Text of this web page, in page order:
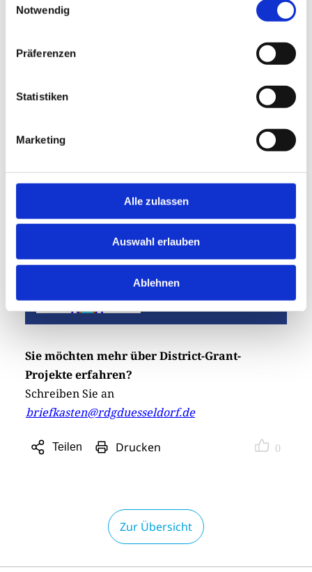
Notwendig
Präferenzen
Statistiken
Marketing
Alle zulassen
Auswahl erlauben
Ablehnen
der Fördertopf auch über die EREY-Spenden
Infos zum Projekt
Für interessierte Clubs steht Christian
Verfügung.
E-Mail: ch.gospos@web.de
Sie möchten mehr über District-Grant-
Projekte erfahren?
Schreiben Sie an
briefkasten@rdgduesseldorf.de
Teilen
Sharing
Drucken 0
Zur Übersicht